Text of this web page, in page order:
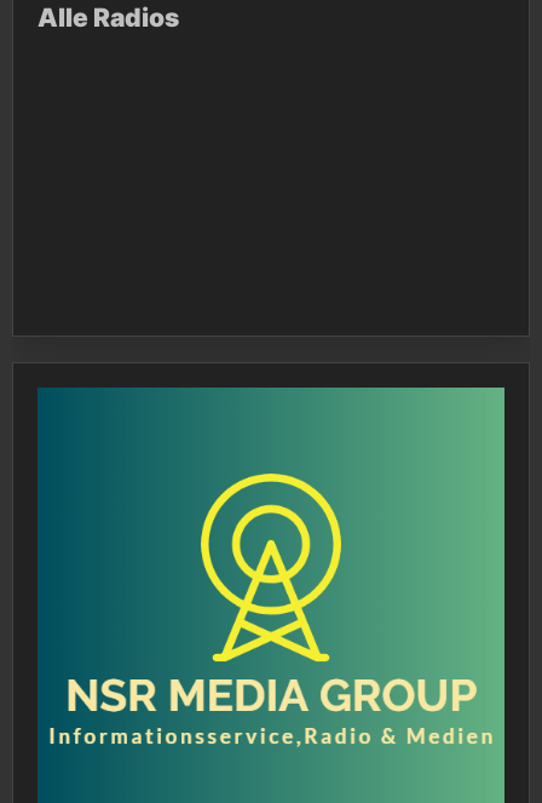
Alle Radios